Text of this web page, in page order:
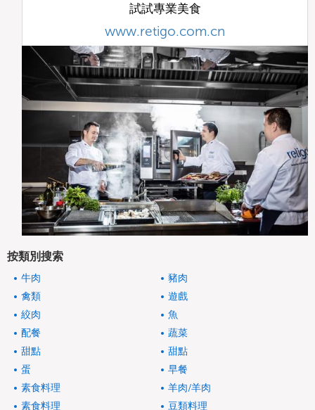
試試專業美食
www.retigo.com.cn
按類別搜索
牛肉
豬肉
禽類
遊戲
絞肉
魚
配餐
蔬菜
甜點
甜點
蛋
早餐
素食料理
羊肉/羊肉
素食料理
豆類料理